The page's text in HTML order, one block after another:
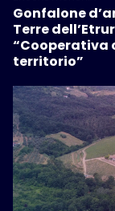
Gonfalone
Terre
“Cooperativa
territorio”